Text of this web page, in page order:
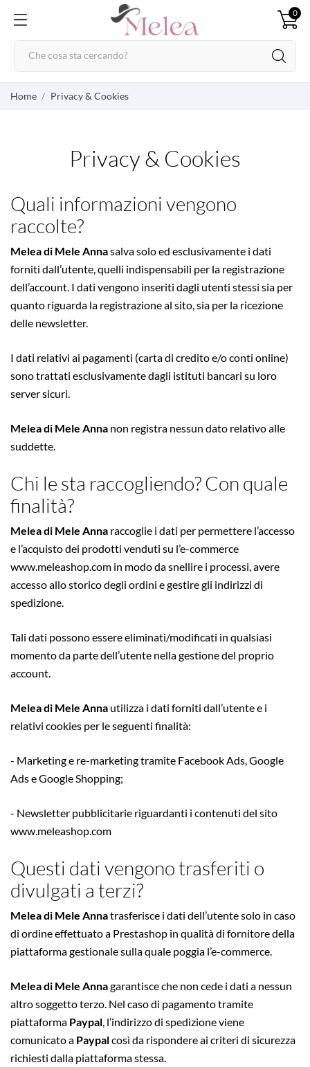
0
Home Privacy & Cookies
Privacy & Cookies
Quali informazioni vengono
raccolte?
Melea di Mele Annasalva solo ed esclusivamente i dati
forniti dall’utente, quelli indispensabili per la registrazione
dell’account. I dati vengono inseriti dagli utenti stessi sia per
quanto riguarda la registrazione al sito, sia per la ricezione
delle newsletter.
I dati relativi ai pagamenti (carta di credito e/o conti online)
sono trattati esclusivamente dagli istituti bancari su loro
server sicuri.
Melea di Mele Anna non registra nessun dato relativo alle
suddette.
Chi le sta raccogliendo? Con quale
finalità?
Melea di Mele Anna raccoglie i dati per permettere l’accesso
e l’acquisto dei prodotti venduti su l’e-commerce
www.meleashop.com in modo da snellire i processi, avere
accesso allo storico degli ordini e gestire gli indirizzi di
spedizione.
Tali dati possono essere eliminati/modificati in qualsiasi
momento da parte dell’utente nella gestione del proprio
account.
Melea di Mele Anna utilizza i dati forniti dall’utente e i
relativi cookies per le seguenti finalità:
- Marketing e re-marketing tramite Facebook Ads, Google
Ads e Google Shopping;
- Newsletter pubblicitarie riguardanti i contenuti del sito
www.meleashop.com
Questi dati vengono trasferiti o
divulgati a terzi?
Melea di Mele Annatrasferisce i dati dell’utente solo in caso
di ordine effettuato a Prestashop in qualità di fornitore della
piattaforma gestionale sulla quale poggia l’e-commerce.
Melea di Mele Annagarantisce che non cede i dati a nessun
altro soggetto terzo. Nel caso di pagamento tramite
piattaforma Paypal, l’indirizzo di spedizione viene
comunicato a Paypalcosì da rispondere ai criteri di sicurezza
richiesti dalla piattaforma stessa.